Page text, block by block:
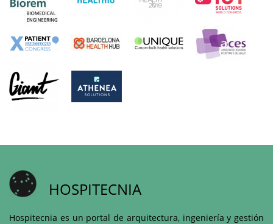
HOSPITECNIA
Hospitecnia es un portal de arquitectura, ingeniería y gestión